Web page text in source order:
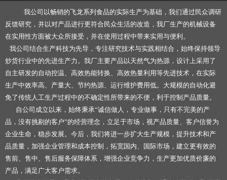
我公司以畅销的飞龙系列食品的实际生产为基础，我们通过民众调研
反馈研究，并以对产品进行更符合民众生活的改造，我厂生产的机械设备
在实用性方面被大众所接受，并在使用过程中带来实用与便利。
我公司结合生产科技为先导，专注研究技术与实践相结合，始终保持领导
炒货行业中的先进生产力。我厂主要产品以天然气为热源，设计上采用了
自主研发的自动控温、高效热能转换、高效热量利用等先进技术，在实际
生产中效率高、产量大、节约热源、运行维护费用低。大规模的自动化避
免了传统人工生产过程中的不确定性所带来的不便，利于控制产品质量。
自公司成立以来，始终秉承“诚信做人，专业做事，只有不完美的产
品，没有挑剔的客户”的经营理念，立足于市场，视产品质量、客户信誉为
企业生命，稳步发展。今后，我们将进一步扩大生产规模，提升技术和产
品质量，加强企业管理和成本控制，拓宽国内、国际市场，建立更有效的
售前、售中、售后服务保障体系，增强企业竞争力，生产更加优质价廉的
产品，满足广大客户需求。